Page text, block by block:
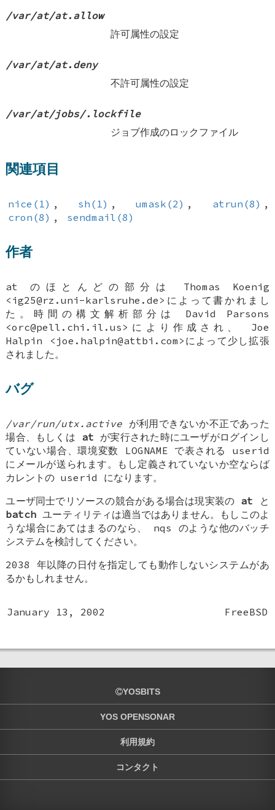
/var/at/at.allow
許可属性の設定
/var/at/at.deny
不許可属性の設定
/var/at/jobs/.lockfile
ジョブ作成のロックファイル
関連項目
nice(1) , sh(1) , umask(2) , atrun(8) ,
cron(8) , sendmail(8)
作者
at のほとんどの部分は Thomas Koenig
<ig25@rz.uni-karlsruhe.de>によって書かれまし
た。時間の構文解析部分は David Parsons
<orc@pell.chi.il.us>により作成され、 Joe
Halpin <joe.halpin@attbi.com>によって少し拡張
されました。
バグ
/var/run/utx.active が利用できないか不正であった
場合、もしくは at が実行された時にユーザがログインし
ていない場合、環境変数 LOGNAME で表される userid
にメールが送られます。もし定義されていないか空ならば
カレントの userid になります。
ユーザ同士でリソースの競合がある場合は現実装の at と
batch ユーティリティは適当ではありません。もしこのよ
うな場合にあてはまるのなら、 nqs
のような他のバッチ
システムを検討してください。
2038 年以降の日付を指定しても動作しないシステムがあ
るかもしれません。
January 13, 2002 FreeBSD
YOSBITS
YOS OPENSONAR
利用規約
コンタクト